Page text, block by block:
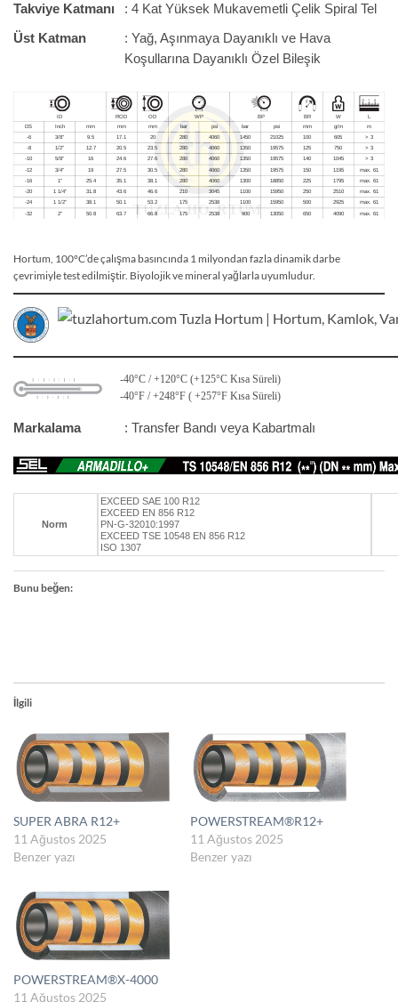
Takviye Katmanı : 4 Kat Yüksek Mukavemetli Çelik Spiral Tel
Üst Katman
: Yağ, Aşınmaya Dayanıklı ve Hava
Koşullarına Dayanıklı Özel Bileşik
Hortum, 100°C’de çalışma basıncında 1 milyondan fazla dinamik darbe
çevrimiyle test edilmiştir. Biyolojik ve mineral yağlarla uyumludur.
-40°C / +120°C (+125°C Kısa Süreli)
-40°F / +248°F ( +257°F Kısa Süreli)
Markalama : Transfer Bandı veya Kabartmalı
Norm
EXCEED SAE 100 R12
EXCEED EN 856 R12
PN-G-32010:1997
EXCEED TSE 10548 EN 856 R12
ISO 1307
Bunu beğen:
İlgili
SUPER ABRA R12+
11 Ağustos 2025
Benzer yazı
POWERSTREAM®R12+
11 Ağustos 2025
Benzer yazı
POWERSTREAM®X-4000
11 Ağustos 2025